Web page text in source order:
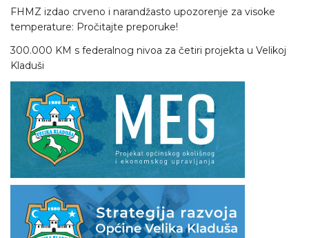
FHMZ izdao crveno i narandžasto upozorenje za visoke
temperature: Pročitajte preporuke!
300.000 KM s federalnog nivoa za četiri projekta u Velikoj
Kladuši